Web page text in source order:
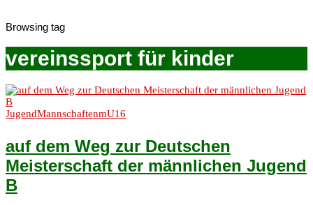
Browsing tag
vereinssport für kinder
JugendMannschaftenmU16
auf dem Weg zur Deutschen
Meisterschaft der männlichen Jugend
B